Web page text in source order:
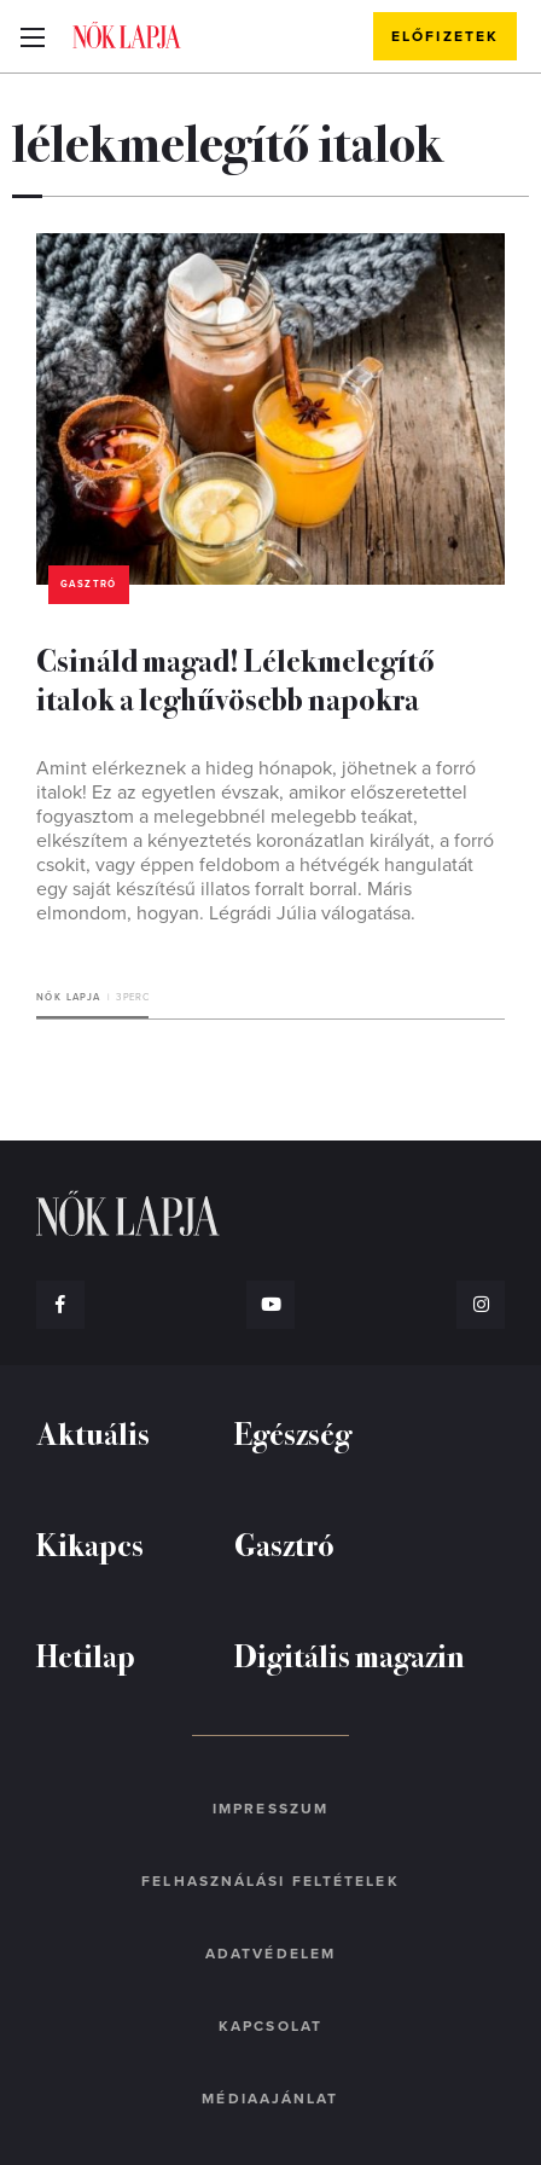
ELŐFIZETEK
lélekmelegítő italok
GASZTRÓ
Csináld magad! Lélekmelegítő
italok a leghűvösebb napokra
Amint elérkeznek a hideg hónapok, jöhetnek a forró
italok! Ez az egyetlen évszak, amikor előszeretettel
fogyasztom a melegebbnél melegebb teákat,
elkészítem a kényeztetés koronázatlan királyát, a forró
csokit, vagy éppen feldobom a hétvégék hangulatát
egy saját készítésű illatos forralt borral. Máris
elmondom, hogyan. Légrádi Júlia válogatása.
NŐK LAPJA 3 PERC
Aktuális Egészség
Kikapcs Gasztró
Hetilap Digitális magazin
IMPRESSZUM
FELHASZNÁLÁSI FELTÉTELEK
ADATVÉDELEM
KAPCSOLAT
MÉDIAAJÁNLAT